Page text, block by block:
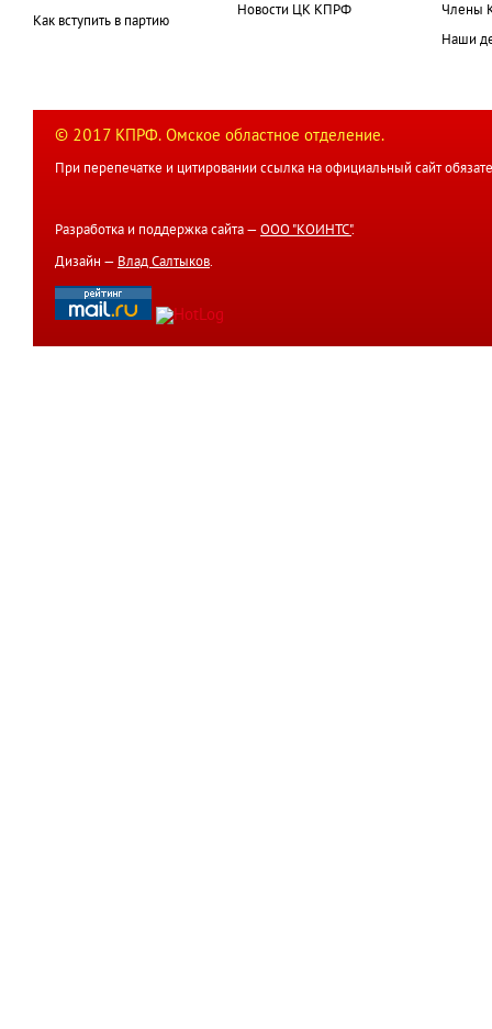
Как вступить в партию
Новости ЦК КПРФ Члены
Наши
© 2017 КПРФ. Омское областное отделение.
При перепечатке и цитировании ссылка на официальный сайт
Разработка и поддержка сайта — ООО "КОИНТС".
Дизайн — Влад Салтыков.